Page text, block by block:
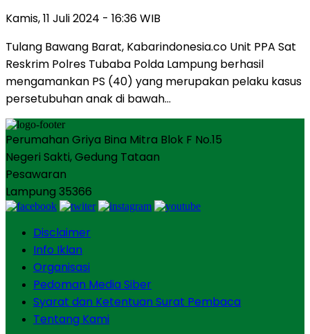
Kamis, 11 Juli 2024 - 16:36 WIB
Tulang Bawang Barat, Kabarindonesia.co Unit PPA Sat
Reskrim Polres Tubaba Polda Lampung berhasil
mengamankan PS (40) yang merupakan pelaku kasus
persetubuhan anak di bawah…
Perumahan Griya Bina Mitra Blok F No.15
Negeri Sakti, Gedung Tataan
Pesawaran
Lampung 35366
Disclaimer
Info Iklan
Organisasi
Pedoman Media Siber
Syarat dan Ketentuan Surat Pembaca
Tentang Kami